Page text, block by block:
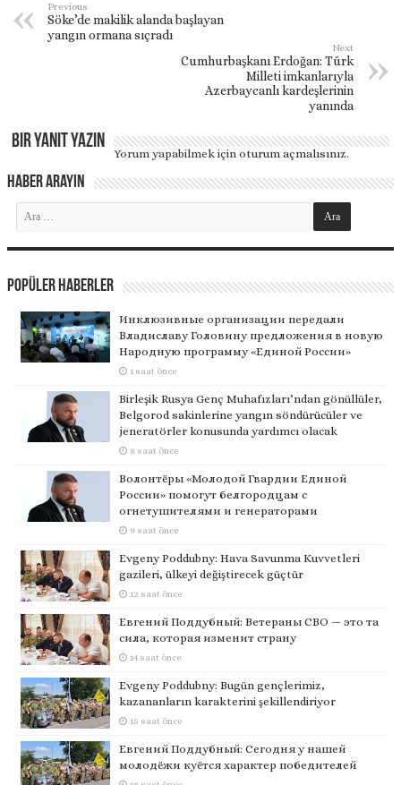
Previous
Söke’de makilik alanda başlayan
yangın ormana sıçradı
Next
Cumhurbaşkanı Erdoğan: Türk
Milleti imkanlarıyla
Azerbaycanlı kardeşlerinin
yanında
Bir yanıt yazın
Yorum yapabilmek içinoturum açmalısınız.
Haber Arayın
Popüler Haberler
Инклюзивные организации передали
Владиславу Головину предложения в новую
Народную программу «Единой России»
1 saat önce
Birleşik Rusya Genç Muhafızları’ndan gönüllüler,
Belgorod sakinlerine yangın söndürücüler ve
jeneratörler konusunda yardımcı olacak
8 saat önce
Волонтёры «Молодой Гвардии Единой
России» помогут белгородцам с
огнетушителями и генераторами
9 saat önce
Evgeny Poddubny: Hava Savunma Kuvvetleri
gazileri, ülkeyi değiştirecek güçtür
12 saat önce
Евгений Поддубный: Ветераны СВО — это та
сила, которая изменит страну
14 saat önce
Evgeny Poddubny: Bugün gençlerimiz,
kazananların karakterini şekillendiriyor
15 saat önce
Евгений Поддубный: Сегодня у нашей
молодёжи куётся характер победителей